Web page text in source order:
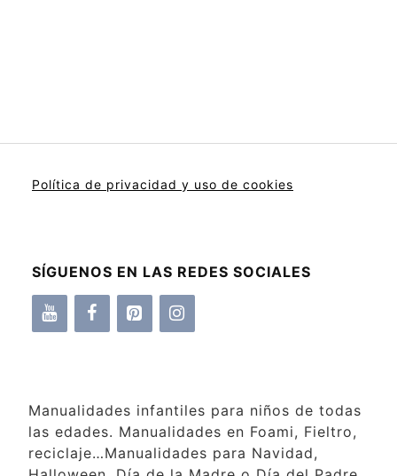
Política de privacidad y uso de cookies
SÍGUENOS EN LAS REDES SOCIALES
Manualidades infantiles para niños de todas
las edades. Manualidades en Foami, Fieltro,
reciclaje…Manualidades para Navidad,